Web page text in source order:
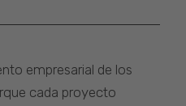
empresarial de los
cada proyecto